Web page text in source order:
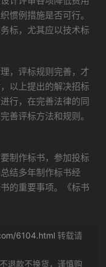
惯例措施是否可行。
标，尤其应以技术标
，评标规则完善，才
以上提出的解决招标
行，在完善法律的同
善评标方法和规则。
制作标书，参加投标
结多年制作标书经
的重要事项。《标书
6104.html 转载请
退款不换货，谨慎购